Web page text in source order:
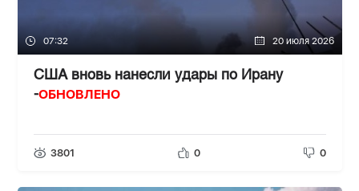
07:32 20 июля 2026
США вновь нанесли удары по Ирану
-ОБНОВЛЕНО
3801 0 0